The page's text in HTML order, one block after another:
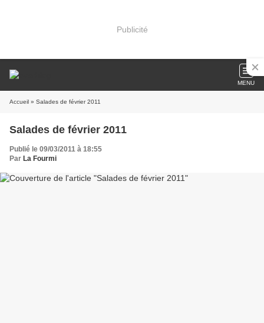
Publicité
MENU
Accueil » Salades de février 2011
Salades de février 2011
Publié le 09/03/2011 à 18:55
Par La Fourmi